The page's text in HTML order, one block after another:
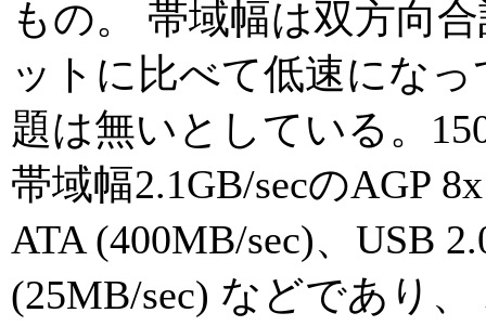
もの。 帯域幅は双方向
ットに比べて低速にな
題は無いとしている。
帯域幅2.1GB/secのAGP
ATA (400MB/sec)、USB
(25MB/sec) などであり